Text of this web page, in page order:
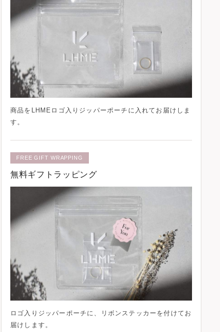
商品を LHMEロゴ入りジッパーポーチ に入れてお届けしま
す。
FREE GIFT WRAPPING
無料ギフトラッピング
ロゴ入りジッパーポーチに、 リボンステッカー を付けてお
届けします。